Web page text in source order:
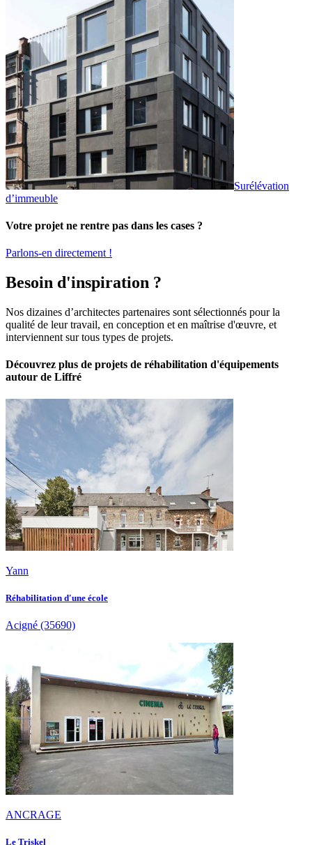
Surélévation
d’immeuble
Votre projet ne rentre pas dans les cases ?
Parlons-en directement !
Besoin d'inspiration ?
Nos dizaines d’architectes partenaires sont sélectionnés pour la
qualité de leur travail, en conception et en maîtrise d'œuvre, et
interviennent sur tous types de projets.
Découvrez plus de projets de réhabilitation d'équipements
autour de Liffré
Yann
Réhabilitation d'une école
Acigné (35690)
ANCRAGE
Le Triskel